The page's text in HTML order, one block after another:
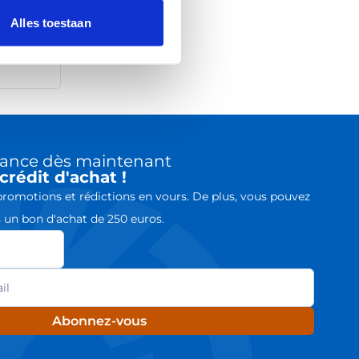
Alles toestaan
dès maintenant
d'achat !
et rédictions en vours. De plus, vous pouvez
bon d'achat de 250 euros.
Abonnez-vous